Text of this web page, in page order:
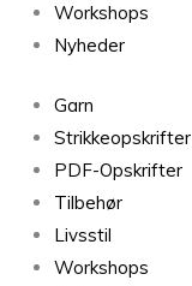
Workshops
Nyheder
Garn
Strikkeopskrifter
PDF-Opskrifter
Tilbehør
Livsstil
Workshops